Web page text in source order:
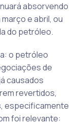
absorvendo
e abril, ou
do petróleo.
o petróleo
de
causados
revertidos,
especificamente
foi relevante: